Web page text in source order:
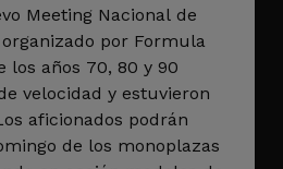
Meeting Nacional de
por Formula
los años 70, 80 y 90
velocidad y estuvieron
aficionados podrán
de los monoplazas